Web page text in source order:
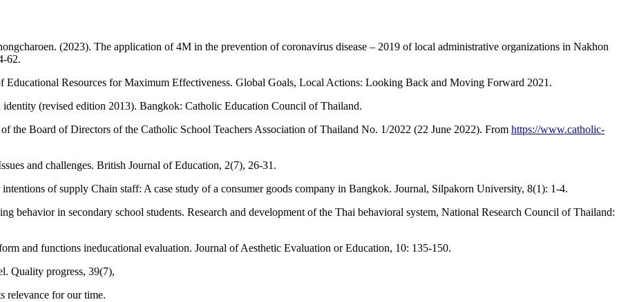
(2023). The application of 4M in the prevention of coronavirus disease – 2019 of local administrative organizations in Nakhon
62.
Educational Resources for Maximum Effectiveness. Global Goals, Local Actions: Looking Back and Moving Forward 2021.
(revised edition 2013). Bangkok: Catholic Education Council of Thailand.
the Board of Directors of the Catholic School Teachers Association of Thailand No. 1/2022 (22 June 2022). From https://www.catholic-
and challenges. British Journal of Education, 2(7), 26-31.
of supply Chain staff: A case study of a consumer goods company in Bangkok. Journal, Silpakorn University, 8(1): 1-4.
behavior in secondary school students. Research and development of the Thai behavioral system, National Research Council of Thailand:
and functions ineducational evaluation. Journal of Aesthetic Evaluation or Education, 10: 135-150.
Quality progress, 39(7),
relevance for our time.